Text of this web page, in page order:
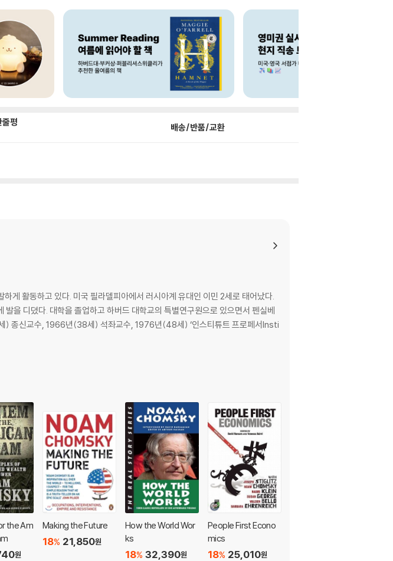
평 배송/반품/교환
게 활동하고 있다. 미국 필라델피아에서 러시아계 유대인 이민 2세로 태어났다.
을 디뎠다. 대학을 졸업하고 하버드 대학교의 특별연구원으로 있으면서 펜실베
종신교수, 1966년(38세) 석좌교수, 1976년(48세) ‘인스티튜트 프로페서Insti
the Am
원
Making the Future
21,850원
18%
How the World Wor
ks
32,390원
18%
People First Econo
mics
25,010원
18%